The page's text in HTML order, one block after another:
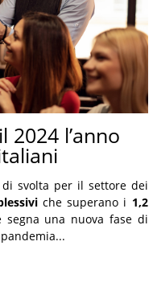
l’anno
svolta per il settore dei
che superano i 1,2
una nuova fase di